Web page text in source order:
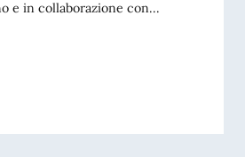
e in collaborazione con...
alla Scala – Borse di studio in Design,